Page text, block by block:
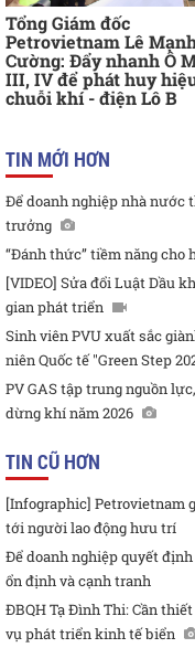
Tổng Giám đốc
Petrovietnam Lê
Cường: Đẩy nhanh Ô
III, IV để phát huy
chuỗi khí - điện Lô B
TIN MỚI HƠN
Để doanh nghiệp nhà
trưởng
“Đánh thức” tiềm năng
[VIDEO] Sửa đổi Luật Dầu
gian phát triển
Sinh viên PVU xuất sắc
niên Quốc tế "Green Step
PV GAS tập trung nguồn
dừng khí năm 2026
TIN CŨ HƠN
[Infographic] Petrovietnam
tới người lao động hưu trí
Để doanh nghiệp quyết
ổn định và cạnh tranh
ĐBQH Tạ Đình Thi: Cần
vụ phát triển kinh tế biển